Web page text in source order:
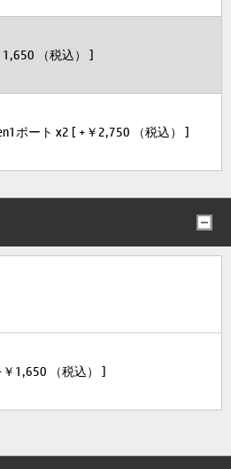
（税込） ]
ポート x2 [ +￥2,750 （税込） ]
1,650 （税込） ]